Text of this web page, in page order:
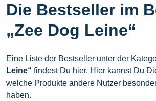
Die Bestseller im
„Zee Dog Leine“
Eine Liste der Bestseller unter der
Leine“ findest Du hier. Hier kannst Du
welche Produkte andere Nutzer
haben.